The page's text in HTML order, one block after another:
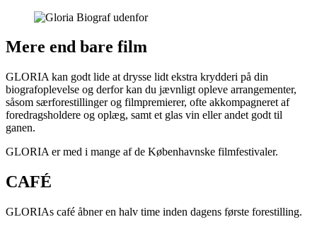
Mere end bare film
GLORIA kan godt lide at drysse lidt ekstra krydderi på din
biografoplevelse og derfor kan du jævnligt opleve arrangementer,
såsom særforestillinger og filmpremierer, ofte akkompagneret af
foredragsholdere og oplæg, samt et glas vin eller andet godt til
ganen.
GLORIA er med i mange af de Københavnske filmfestivaler.
CAFÉ
GLORIAs café åbner en halv time inden dagens første forestilling.